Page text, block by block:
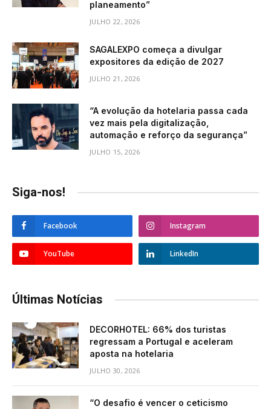
planeamento”
JULHO 22, 2026
SAGALEXPO começa a divulgar
expositores da edição de 2027
JULHO 21, 2026
“A evolução da hotelaria passa cada
vez mais pela digitalização,
automação e reforço da segurança”
JULHO 15, 2026
Siga-nos!
Facebook Instagram
YouTube LinkedIn
Últimas Notícias
DECORHOTEL: 66% dos turistas
regressam a Portugal e aceleram
aposta na hotelaria
JULHO 30, 2026
“O desafio é vencer o ceticismo